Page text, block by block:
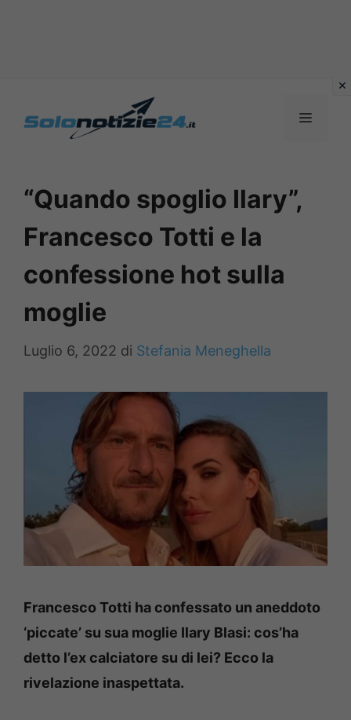
MENU
“Quando spoglio Ilary”,
Francesco Totti e la
confessione hot sulla
moglie
Luglio 6, 2022 di Stefania Meneghella
Francesco Totti ha confessato un aneddoto
‘piccate’ su sua moglie Ilary Blasi: cos’ha
detto l’ex calciatore su di lei? Ecco la
rivelazione inaspettata.